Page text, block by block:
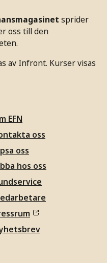
sprider
oss till den
av Infront. Kurser visas
EFN
oss
oss
hos oss